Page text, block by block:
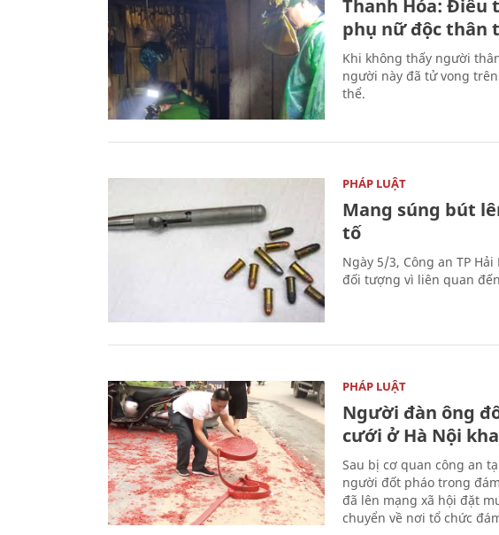
Thanh Hóa:
phụ nữ độc thân
Khi không thấy người
người này đã tử vong
thể.
PHÁP LUẬT
Mang súng bút
tố
Ngày 5/3, Công an TP
đối tượng vì liên quan
PHÁP LUẬT
Người đàn ông
cưới ở Hà Nội
Sau bị cơ quan công an
người đốt pháo trong
đã lên mạng xã hội đặt
chuyển về nơi tổ chức